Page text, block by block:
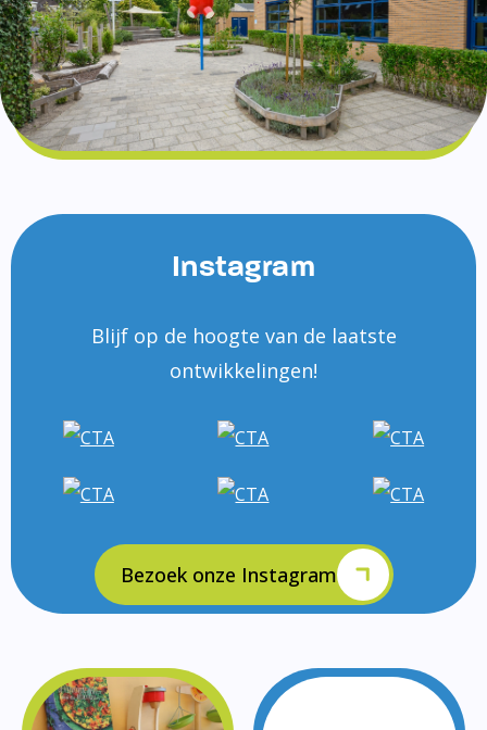
Instagram
Blijf op de hoogte van de laatste
ontwikkelingen!
Bezoek onze Instagram